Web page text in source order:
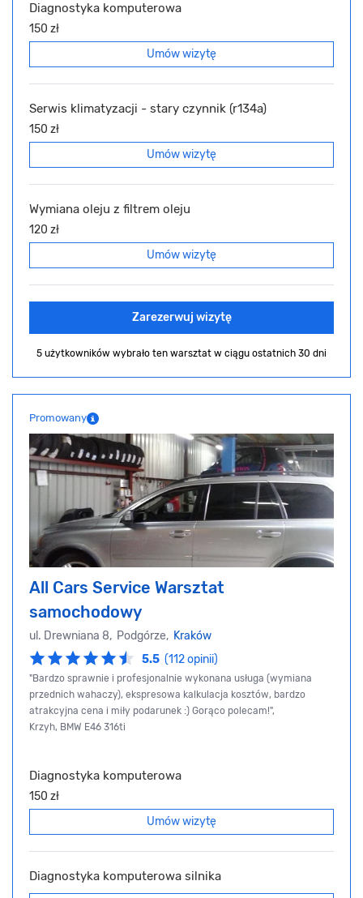
Diagnostyka komputerowa
150 zł
Umów wizytę
Serwis klimatyzacji - stary czynnik (r134a)
150 zł
Umów wizytę
Wymiana oleju z filtrem oleju
120 zł
Umów wizytę
Zarezerwuj wizytę
5 użytkowników wybrało ten warsztat w ciągu ostatnich 30 dni
Promowany
All Cars Service Warsztat
samochodowy
ul. Drewniana 8, Podgórze, Kraków
5.5 (112 opinii)
"Bardzo sprawnie i profesjonalnie wykonana usługa (wymiana
przednich wahaczy), ekspresowa kalkulacja kosztów, bardzo
atrakcyjna cena i miły podarunek :) Gorąco polecam!",
Krzyh, BMW E46 316ti
Diagnostyka komputerowa
150 zł
Umów wizytę
Diagnostyka komputerowa silnika